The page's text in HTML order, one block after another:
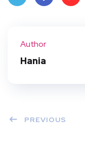
Author
Hania
PREVIOUS